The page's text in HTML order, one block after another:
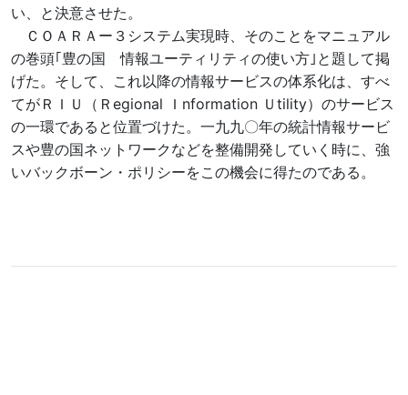
い、と決意させた。
ＣＯＡＲＡー３システム実現時、そのことをマニュアル
の巻頭｢豊の国 情報ユーティリティの使い方｣と題して掲
げた。そして、これ以降の情報サービスの体系化は、すべ
てがＲＩＵ（Ｒegional Ｉnformation Ｕtility）のサービス
の一環であると位置づけた。一九九〇年の統計情報サービ
スや豊の国ネットワークなどを整備開発していく時に、強
いバックボーン・ポリシーをこの機会に得たのである。